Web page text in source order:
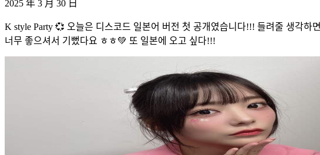
2025 年 3 月 30 日
K style Party 💞 오늘은 디스코드 일본어 버전 첫 공개였습니다!!! 들려줄 생각
너무 좋으셔서 기뻤다요 ㅎㅎ💚 또 일본에 오고 싶다!!!